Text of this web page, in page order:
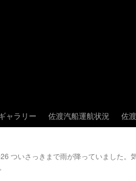
ャラリー 佐渡汽船運航状況 佐
ついさっきまで雨が降っていました。